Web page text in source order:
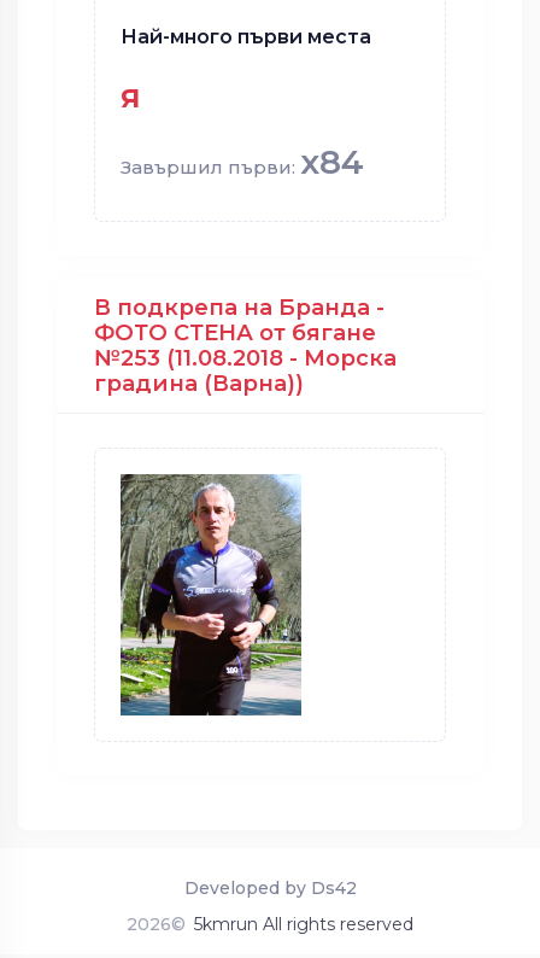
Най-много първи места
я
Завършил първи: x84
В подкрепа на Бранда -
ФОТО СТЕНА от бягане
№253 (11.08.2018 - Морска
градина (Варна))
2026© 5kmrun All rights reserved
Developed by Ds42